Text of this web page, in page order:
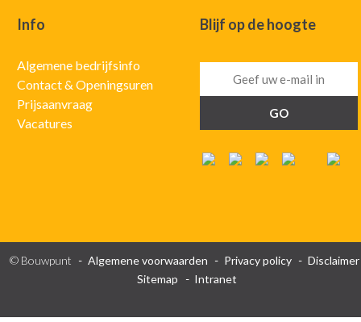
Info
Algemene bedrijfsinfo
Contact & Openingsuren
Prijsaanvraag
Vacatures
Blijf op de hoogte
© Bouwpunt Algemene voorwaarden Privacy policy
Disclaimer
Sitemap
Intranet